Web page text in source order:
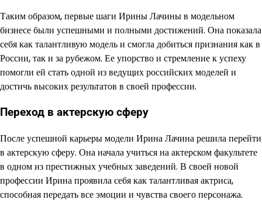
Таким образом, первые шаги Ирины Лачины в модельном
бизнесе были успешными и полными достижений. Она показала
себя как талантливую модель и смогла добиться признания как в
России, так и за рубежом. Ее упорство и стремление к успеху
помогли ей стать одной из ведущих российских моделей и
достичь высоких результатов в своей профессии.
Переход в актерскую сферу
После успешной карьеры модели Ирина Лачина решила перейти
в актерскую сферу. Она начала учиться на актерском факультете
в одном из престижных учебных заведений. В своей новой
профессии Ирина проявила себя как талантливая актриса,
способная передать все эмоции и чувства своего персонажа.